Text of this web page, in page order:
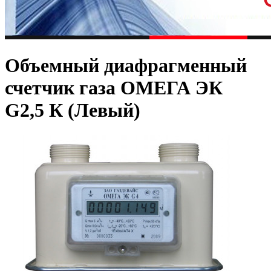
Объемный диафрагменный
счетчик газа ОМЕГА ЭК
G2,5 К (Левый)